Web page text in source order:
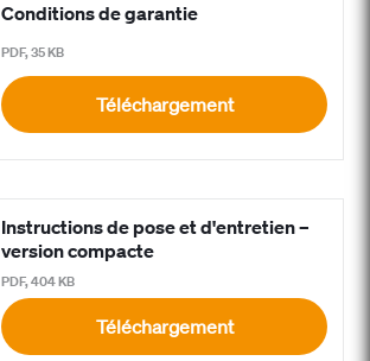
Conditions de garantie
PDF, 35 KB
Téléchargement
Instructions de pose et d'entretien –
version compacte
PDF, 404 KB
Téléchargement